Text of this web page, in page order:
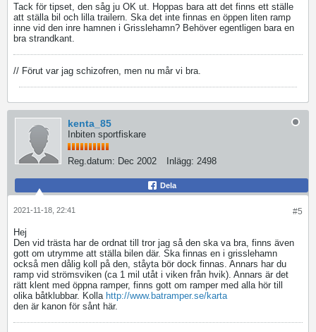
Tack för tipset, den såg ju OK ut. Hoppas bara att det finns ett ställe
att ställa bil och lilla trailern. Ska det inte finnas en öppen liten ramp
inne vid den inre hamnen i Grisslehamn? Behöver egentligen bara en
bra strandkant.
// Förut var jag schizofren, men nu mår vi bra.
kenta_85
Inbiten sportfiskare
Reg.datum: Dec 2002 Inlägg: 2498
Dela
#5
2021-11-18, 22:41
Hej
Den vid trästa har de ordnat till tror jag så den ska va bra, finns även
gott om utrymme att ställa bilen där. Ska finnas en i grisslehamn
också men dålig koll på den, ståyta bör dock finnas. Annars har du
ramp vid strömsviken (ca 1 mil utåt i viken från hvik). Annars är det
rätt klent med öppna ramper, finns gott om ramper med alla hör till
olika båtklubbar. Kolla http://www.batramper.se/karta
den är kanon för sånt här.